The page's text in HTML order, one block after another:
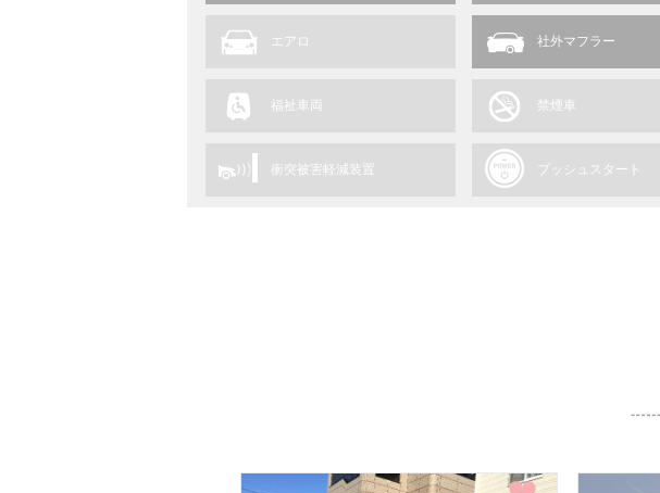
エアロ 社外マフラー
福祉車両 禁煙車
衝突被害軽減装置 プッシュスタート